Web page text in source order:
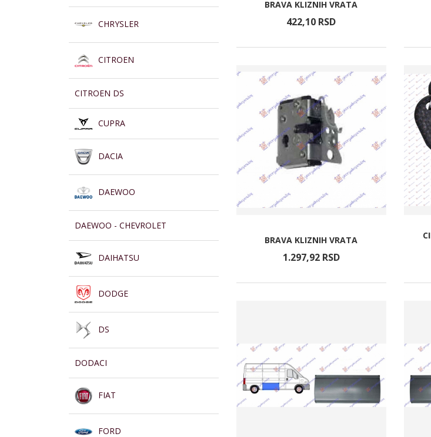
CHRYSLER
CITROEN
CITROEN DS
CUPRA
DACIA
DAEWOO
DAEWOO - CHEVROLET
DAIHATSU
DODGE
DS
DODACI
FIAT
FORD
BRAVA KLIZNIH VRATA
422,10 RSD
BRAVA KLIZNIH VRATA
1.297,92 RSD